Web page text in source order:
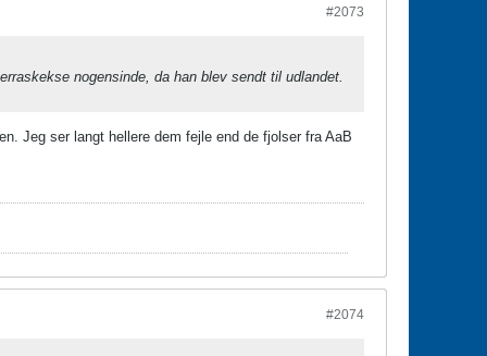
#2073
nogensinde, da han blev sendt til udlandet.
Jeg ser langt hellere dem fejle end de fjolser fra AaB
#2074